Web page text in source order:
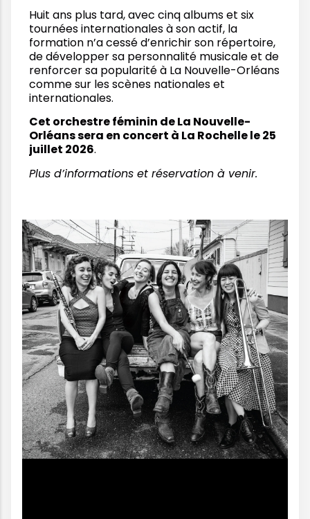
Huit ans plus tard, avec cinq albums et six
tournées internationales à son actif, la
formation n’a cessé d’enrichir son répertoire,
de développer sa personnalité musicale et de
renforcer sa popularité à La Nouvelle-Orléans
comme sur les scènes nationales et
internationales.
Cet orchestre féminin de La Nouvelle-
Orléans sera en concert à La Rochelle le 25
juillet 2026.
Plus d’informations et réservation à venir.